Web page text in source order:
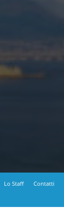
Lo Staff Contatti